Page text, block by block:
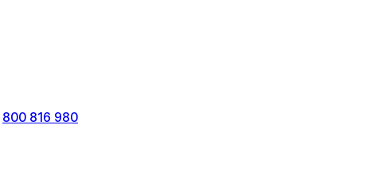
800 816 980